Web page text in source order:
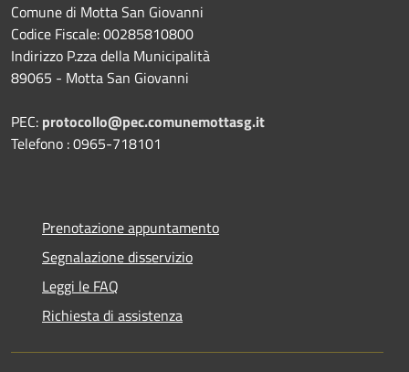
Comune di Motta San Giovanni
Codice Fiscale: 00285810800
Indirizzo P.zza della Municipalità
89065 - Motta San Giovanni
PEC: protocollo@pec.comunemottasg.it
Telefono : 0965-718101
Prenotazione appuntamento
Segnalazione disservizio
Leggi le FAQ
Richiesta di assistenza